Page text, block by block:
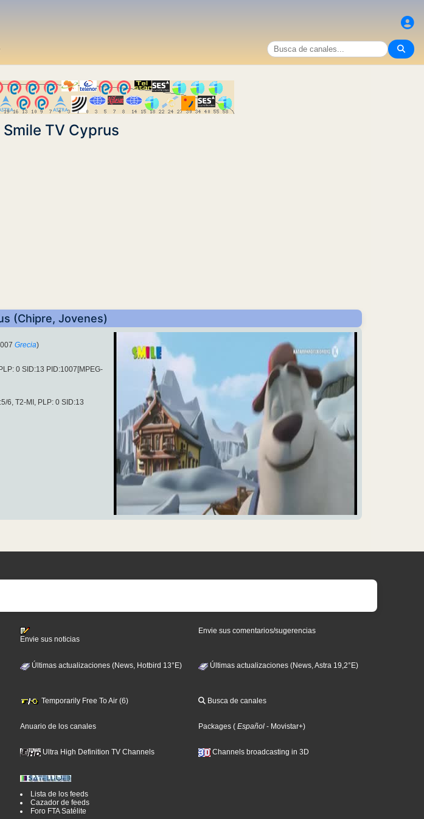
TV Cyprus
(Chipre, Jovenes)
Grecia)
0 SID:13 PID:1007[MPEG-
6, T2-MI, PLP: 0 SID:13
Envie sus noticias
Envie sus comentarios/sugerencias
Últimas actualizaciones (News, Hotbird 13°E) Últimas actualizaciones (News, Astra 19,2°E)
Temporarily Free To Air (6) Busca de canales
Anuario de los canales Packages ( Español - Movistar+)
Ultra High Definition TV Channels Channels broadcasting in 3D
Lista de los feeds
Cazador de feeds
Foro FTA Satélite